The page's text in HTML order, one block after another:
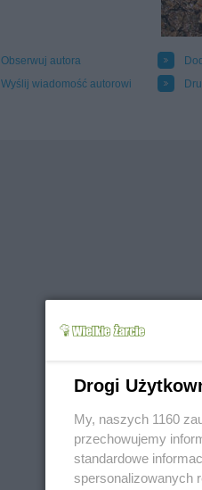
Obserwuj autora
Wyślij wiadomość autorowi
Drogi
My, naszych 1160
przechowujemy
standardowe
spersonalizowanych